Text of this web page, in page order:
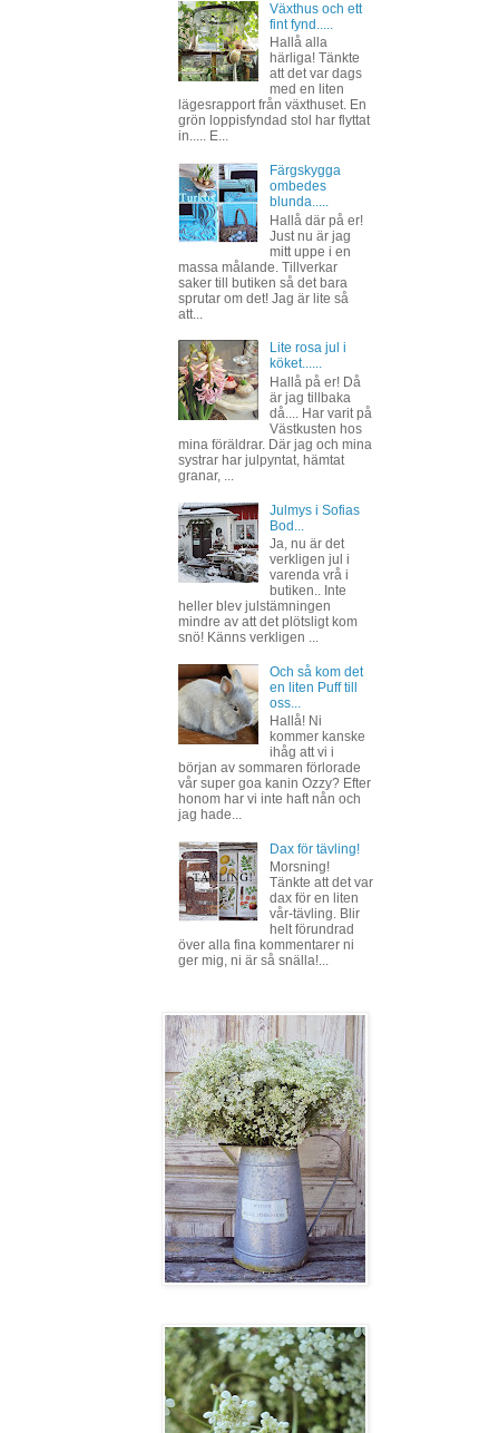
Växthus och ett
fint fynd.....
Hallå alla
härliga! Tänkte
att det var dags
med en liten
lägesrapport från växthuset. En
grön loppisfyndad stol har flyttat
in..... E...
Färgskygga
ombedes
blunda.....
Hallå där på er!
Just nu är jag
mitt uppe i en
massa målande. Tillverkar
saker till butiken så det bara
sprutar om det! Jag är lite så
att...
Lite rosa jul i
köket......
Hallå på er! Då
är jag tillbaka
då.... Har varit på
Västkusten hos
mina föräldrar. Där jag och mina
systrar har julpyntat, hämtat
granar, ...
Julmys i Sofias
Bod...
Ja, nu är det
verkligen jul i
varenda vrå i
butiken.. Inte
heller blev julstämningen
mindre av att det plötsligt kom
snö! Känns verkligen ...
Och så kom det
en liten Puff till
oss...
Hallå! Ni
kommer kanske
ihåg att vi i
början av sommaren förlorade
vår super goa kanin Ozzy? Efter
honom har vi inte haft nån och
jag hade...
Dax för tävling!
Morsning!
Tänkte att det var
dax för en liten
vår-tävling. Blir
helt förundrad
över alla fina kommentarer ni
ger mig, ni är så snälla!...